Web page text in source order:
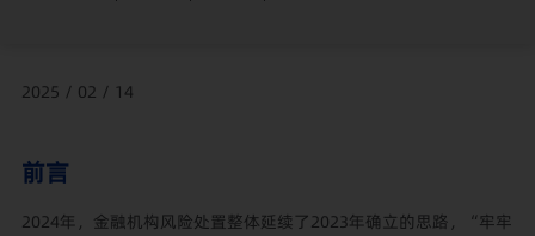
2025 / 02 / 14
前言
2024年，金融机构风险处置整体延续了2023年确立的思路，“牢牢